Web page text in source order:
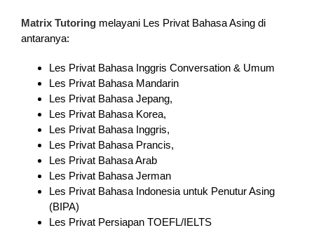
Matrix Tutoring melayani Les Privat Bahasa Asing di
antaranya:
Les Privat Bahasa Inggris Conversation & Umum
Les Privat Bahasa Mandarin
Les Privat Bahasa Jepang,
Les Privat Bahasa Korea,
Les Privat Bahasa Inggris,
Les Privat Bahasa Prancis,
Les Privat Bahasa Arab
Les Privat Bahasa Jerman
Les Privat Bahasa Indonesia untuk Penutur Asing
(BIPA)
Les Privat Persiapan TOEFL/IELTS